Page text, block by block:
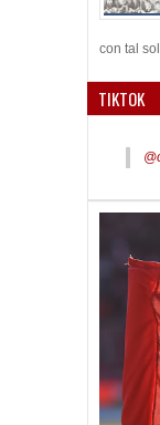
con tal
TIKTOK